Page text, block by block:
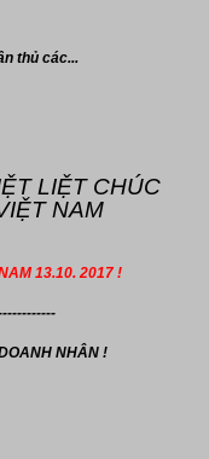
thủ các...
LIỆT CHÚC
NAM
13.10. 2017 !
NHÂN !